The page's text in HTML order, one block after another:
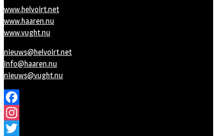
www.helvoirt.net
www.haaren.nu
www.vught.nu
nieuws@helvoirt.net
info@haaren.nu
nieuws@vught.nu
Facebook
Instagram